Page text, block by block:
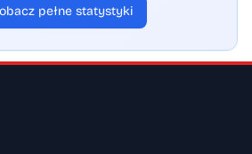
pełne statystyki